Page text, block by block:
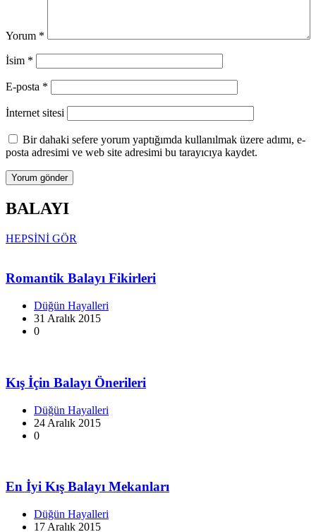
Yorum *
İsim *
E-posta *
İnternet sitesi
Bir dahaki sefere yorum yaptığımda kullanılmak üzere adımı, e-
posta adresimi ve web site adresimi bu tarayıcıya kaydet.
BALAYI
HEPSİNİ GÖR
Romantik Balayı Fikirleri
Düğün Hayalleri
31 Aralık 2015
0
Kış İçin Balayı Önerileri
Düğün Hayalleri
24 Aralık 2015
0
En İyi Kış Balayı Mekanları
Düğün Hayalleri
17 Aralık 2015